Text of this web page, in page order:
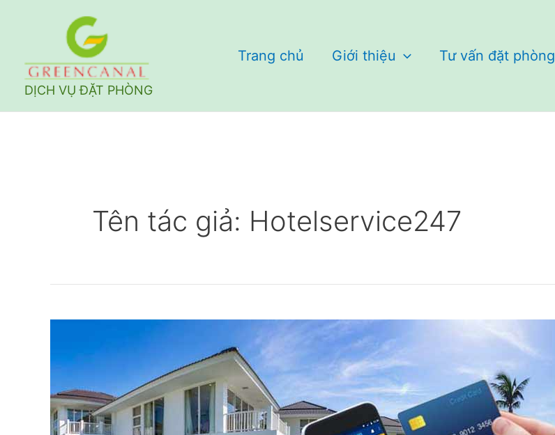
dung
DỊCH VỤ ĐẶT PHÒNG
Trang chủ Giới thiệu Tư vấn đặt phòng
Tên tác giả: Hotelservice247